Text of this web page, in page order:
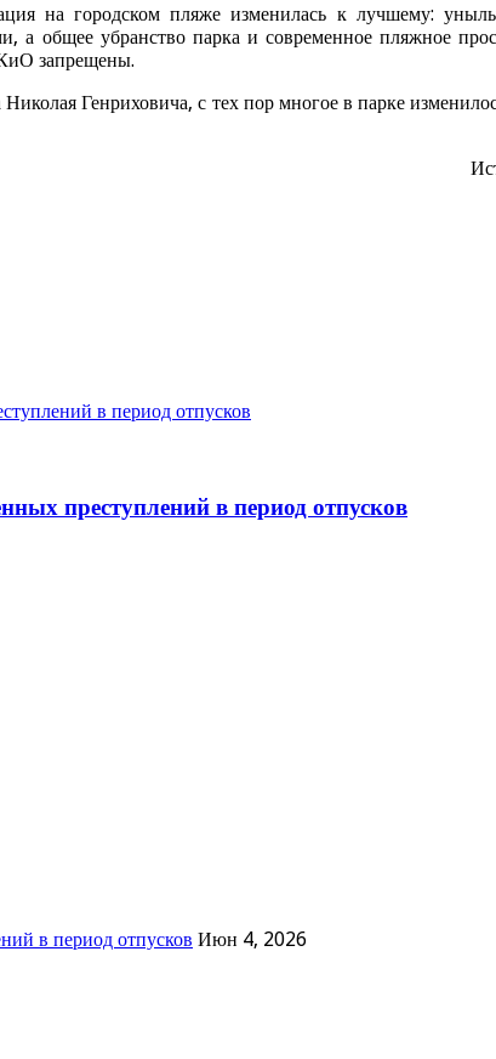
на городском пляже изменилась к лучшему:
а общее убранство парка и современное пляжное
запрещены.
Генриховича, с тех пор многое в парке
в период отпусков
преступлений в период отпусков
в период отпусков Июн 4, 2026